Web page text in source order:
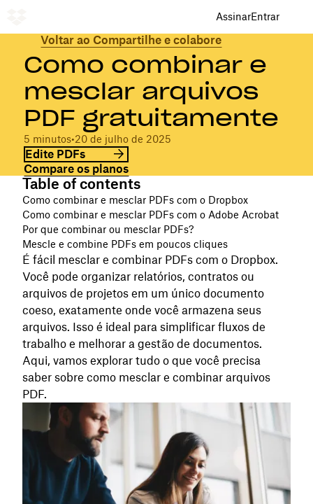
AssinarEntrar
Voltar ao Compartilhe e colabore
Como combinar e
mesclar arquivos
PDF gratuitamente
5 minutos•20 de julho de 2025
Edite PDFs
Compare os planos
Table of contents
Como combinar e mesclar PDFs com o Dropbox
Como combinar e mesclar PDFs com o Adobe Acrobat
Por que combinar ou mesclar PDFs?
Mescle e combine PDFs em poucos cliques
É fácil mesclar e combinar PDFs com o Dropbox.
Você pode organizar relatórios, contratos ou
arquivos de projetos em um único documento
coeso, exatamente onde você armazena seus
arquivos. Isso é ideal para simplificar fluxos de
trabalho e melhorar a gestão de documentos.
Aqui, vamos explorar tudo o que você precisa
saber sobre como mesclar e combinar arquivos
PDF.